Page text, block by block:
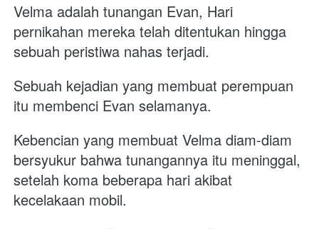
Velma adalah tunangan Evan, Hari
pernikahan mereka telah ditentukan hingga
sebuah peristiwa nahas terjadi.
Sebuah kejadian yang membuat perempuan
itu membenci Evan selamanya.
Kebencian yang membuat Velma diam-diam
bersyukur bahwa tunangannya itu meninggal,
setelah koma beberapa hari akibat
kecelakaan mobil.